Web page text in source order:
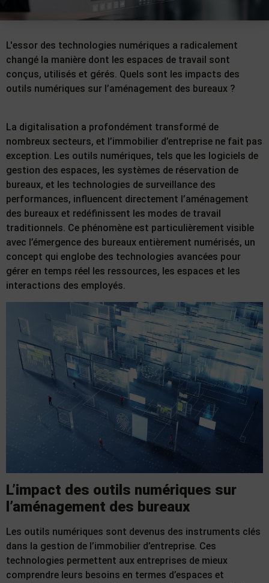
L'essor des technologies numériques a radicalement
changé la manière dont les espaces de travail sont
conçus, utilisés et gérés. Quels sont les impacts des
outils numériques sur l’aménagement des bureaux ?
La digitalisation a profondément transformé de
nombreux secteurs, et l’immobilier d’entreprise ne fait pas
exception. Les outils numériques, tels que les logiciels de
gestion des espaces, les systèmes de réservation de
bureaux, et les technologies de surveillance des
performances, influencent directement l’aménagement
des bureaux et redéfinissent les modes de travail
traditionnels. Ce phénomène est particulièrement visible
avec l’émergence des bureaux entièrement numérisés, un
concept qui englobe des technologies avancées pour
gérer en temps réel les ressources, les espaces et les
interactions des employés.
L’impact des outils numériques sur
l’aménagement des bureaux
Les outils numériques sont devenus des instruments clés
dans la gestion de l’immobilier d’entreprise. Ces
technologies permettent aux entreprises de mieux
comprendre leurs besoins en termes d’espaces et